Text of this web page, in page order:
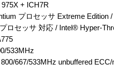
+ ICH7R
プロセッサ Extreme Edition
ロセッサ 対応 / Intel® Hyper-
533MHz
667/533MHz unbuffered